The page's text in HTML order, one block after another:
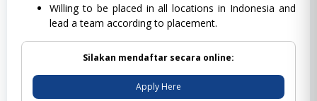
Willing to be placed in all locations in Indonesia and
lead a team according to placement.
Silakan mendaftar secara online:
Apply Here